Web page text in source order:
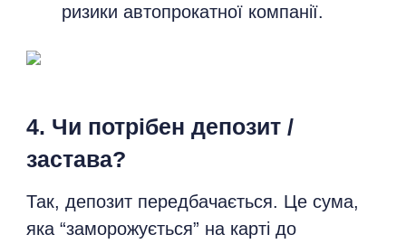
ризики автопрокатної компанії.
4. Чи потрібен депозит /
застава?
Так, депозит передбачається. Це сума,
яка “заморожується” на карті до